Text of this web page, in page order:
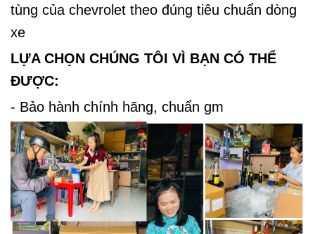
tùng của chevrolet theo đúng tiêu chuẩn dòng
xe
LỰA CHỌN CHÚNG TÔI VÌ BẠN CÓ THỂ
ĐƯỢC:
- Bảo hành chính hãng, chuẩn gm